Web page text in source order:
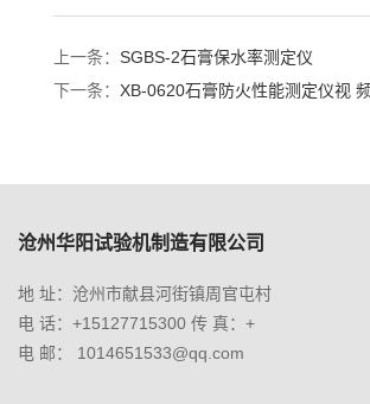
上一条： SGBS-2石膏保水率测定仪
下一条： XB-0620石膏防火性能测定仪视
沧州华阳试验机制造有限公司
地 址：沧州市献县河街镇周官屯村
电 话：+15127715300 传 真：+
电 邮： 1014651533@qq.com